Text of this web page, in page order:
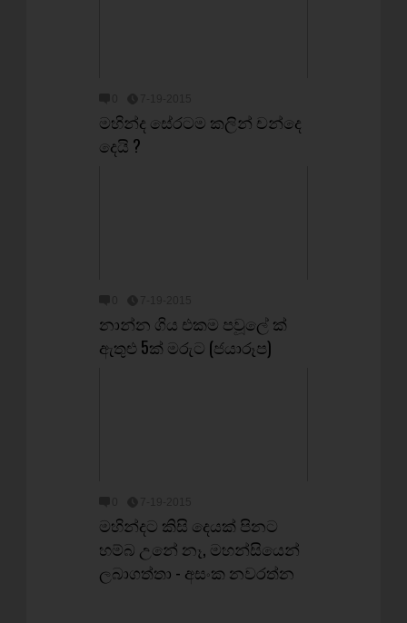
මහින්ද සේරටම කලින් චන්දෙ
දෙයි ?
නාන්න ගිය එකම පවූලේ ක්
ඇතුළු 5ක් මරුට (ජයාරූප)
මහින්දට කිසි දෙයක් පිනට
හම්බ උනේ නෑ, මහන්සියෙන්
ලබාගත්තා - අසංක නවරත්න